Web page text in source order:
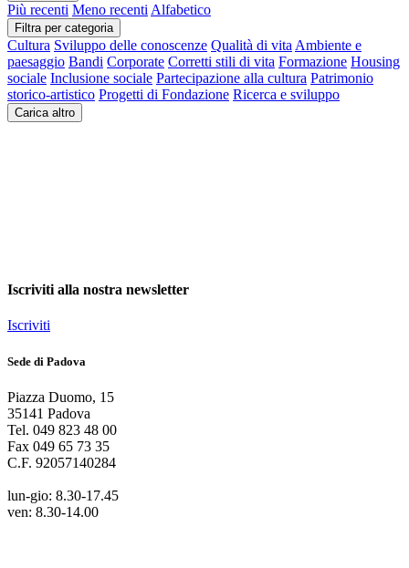
Più recenti Meno recenti Alfabetico
Filtra per categoria
Cultura Sviluppo delle conoscenze Qualità di vita Ambiente e
paesaggio Bandi Corporate Corretti stili di vita Formazione Housing
sociale Inclusione sociale Partecipazione alla cultura Patrimonio
storico-artistico Progetti di Fondazione Ricerca e sviluppo
Carica altro
Iscriviti alla nostra newsletter
Iscriviti
Sede di Padova
Piazza Duomo, 15
35141 Padova
Tel. 049 823 48 00
Fax 049 65 73 35
C.F. 92057140284
lun-gio: 8.30-17.45
ven: 8.30-14.00